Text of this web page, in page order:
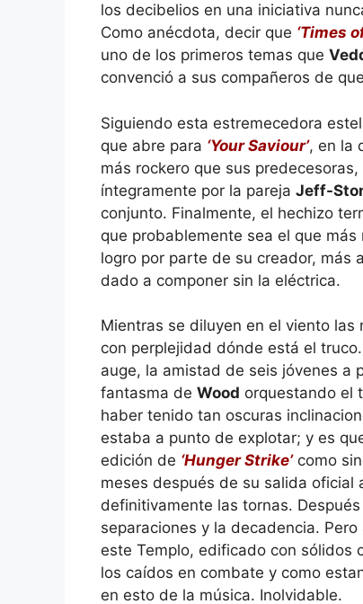
los decibelios en una iniciativa
Como anécdota, decir que ‘Times
uno de los primeros temas que
convenció a sus compañeros de
Siguiendo esta estremecedora
que abre para ‘Your Saviour’, en la
más rockero que sus predecesoras,
íntegramente por la pareja Jeff-
conjunto. Finalmente, el hechizo
que probablemente sea el que más
logro por parte de su creador, más
dado a componer sin la eléctrica.
Mientras se diluyen en el viento las
con perplejidad dónde está el
auge, la amistad de seis jóvenes a
fantasma de Wood orquestando el
haber tenido tan oscuras
estaba a punto de explotar; y es
edición de ‘Hunger Strike’como
meses después de su salida oficial
definitivamente las tornas.
separaciones y la decadencia.
este Templo, edificado con sólidos
los caídos en combate y como
en esto de la música. Inolvidable.